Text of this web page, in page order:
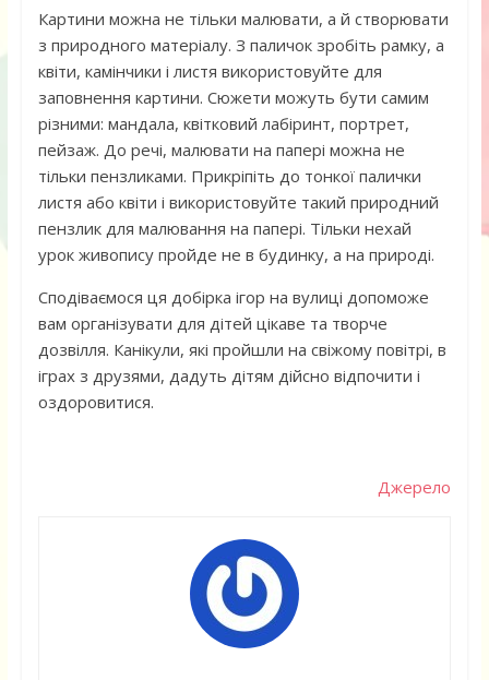
Картини можна не тільки малювати, а й створювати
з природного матеріалу. З паличок зробіть рамку, а
квіти, камінчики і листя використовуйте для
заповнення картини. Сюжети можуть бути самим
різними: мандала, квітковий лабіринт, портрет,
пейзаж. До речі, малювати на папері можна не
тільки пензликами. Прикріпіть до тонкої палички
листя або квіти і використовуйте такий природний
пензлик для малювання на папері. Тільки нехай
урок живопису пройде не в будинку, а на природі.
Сподіваємося ця добірка ігор на вулиці допоможе
вам організувати для дітей цікаве та творче
дозвілля. Канікули, які пройшли на свіжому повітрі, в
іграх з друзями, дадуть дітям дійсно відпочити і
оздоровитися.
Джерело